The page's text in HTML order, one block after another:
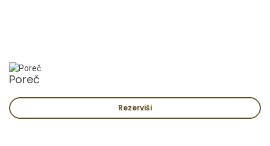
Poreč
Rezerviši